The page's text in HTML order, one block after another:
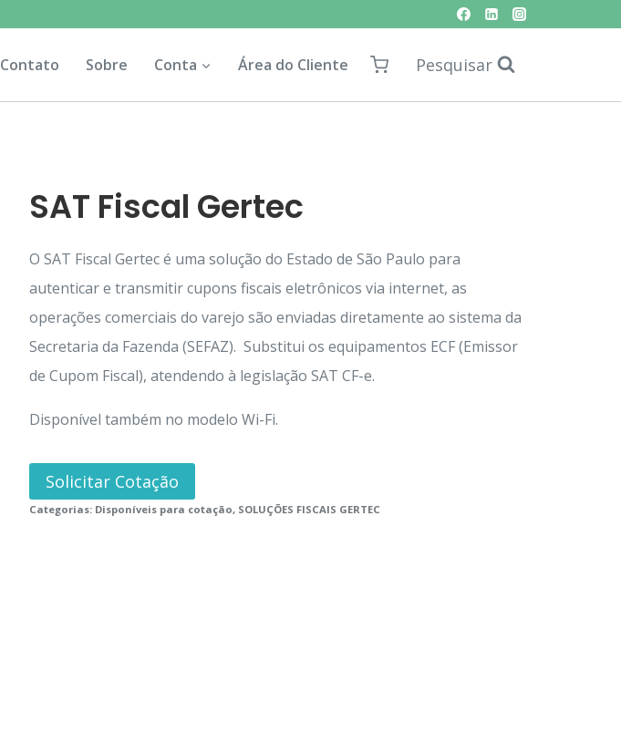
Contato Sobre Conta Área do Cliente Pesquisar
SAT Fiscal Gertec
O SAT Fiscal Gertec é uma solução do Estado de São Paulo para
autenticar e transmitir cupons fiscais eletrônicos via internet, as
operações comerciais do varejo são enviadas diretamente ao sistema da
Secretaria da Fazenda (SEFAZ). Substitui os equipamentos ECF (Emissor
de Cupom Fiscal), atendendo à legislação SAT CF-e.
Disponível também no modelo Wi-Fi.
Solicitar Cotação
Categorias: Disponíveis para cotação, SOLUÇÕES FISCAIS GERTEC